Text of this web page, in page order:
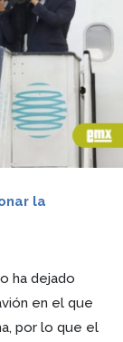
la
ha dejado
en el que
por lo que el